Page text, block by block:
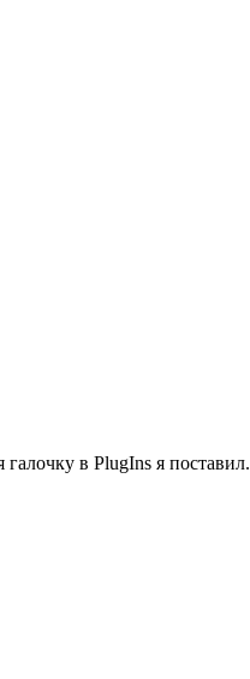
в PlugIns я поставил.